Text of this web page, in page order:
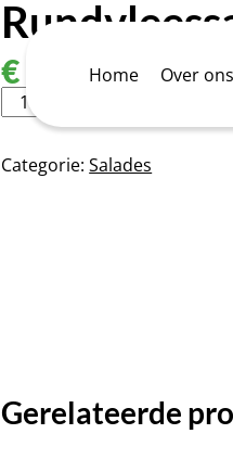
Home Over ons
€
Rundvleessalade
ronde
Categorie:Salades
Gerelateerde